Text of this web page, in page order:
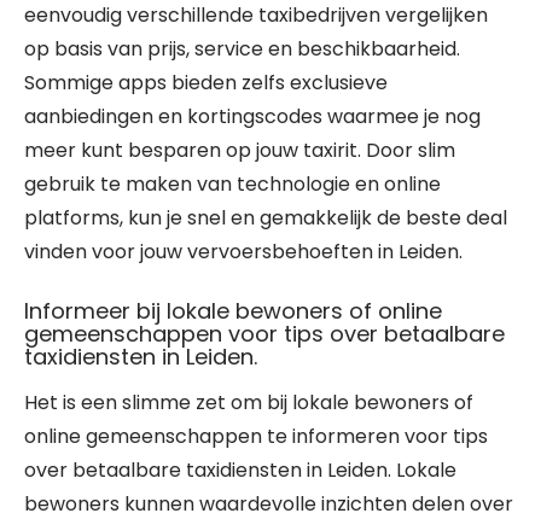
eenvoudig verschillende taxibedrijven vergelijken
op basis van prijs, service en beschikbaarheid.
Sommige apps bieden zelfs exclusieve
aanbiedingen en kortingscodes waarmee je nog
meer kunt besparen op jouw taxirit. Door slim
gebruik te maken van technologie en online
platforms, kun je snel en gemakkelijk de beste deal
vinden voor jouw vervoersbehoeften in Leiden.
Informeer bij lokale bewoners of online
gemeenschappen voor tips over betaalbare
taxidiensten in Leiden.
Het is een slimme zet om bij lokale bewoners of
online gemeenschappen te informeren voor tips
over betaalbare taxidiensten in Leiden. Lokale
bewoners kunnen waardevolle inzichten delen over